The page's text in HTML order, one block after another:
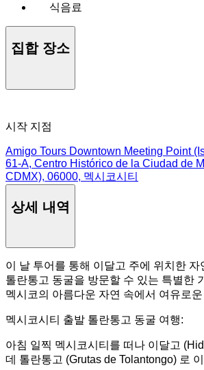
식음료
집합 장소
시작 지점
Amigo Tours Downtown Meeting Point
61-A, Centro Histórico de la Ciudad de
CDMX), 06000, 멕시코시티
상세 내역
이 날 투어를 통해 이달고 주에 위치한 자
톨란통고 동굴을 방문할 수 있는 특별한
멕시코의 아름다운 자연 속에서 여유로
멕시코시티 출발 톨란통고 동굴 여행:
아침 일찍 멕시코시티를 떠나 이달고
데 톨란통고 (Grutas de Tolantongo) 로